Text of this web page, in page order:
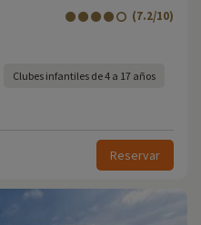
(7.2/10)
Clubes infantiles de 4 a 17 años
Reservar